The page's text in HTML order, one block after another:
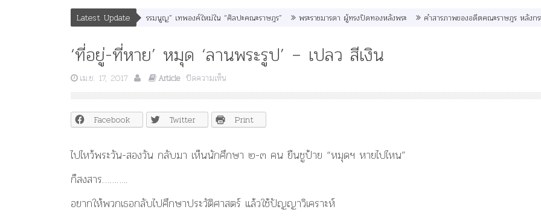
Latest Update
สนา” “อรุณเทพบุตร” และ “เทพีรัฐธรรมนูญ” เทพองค์ใหม่ใน “ศิลปะคณะราษฎร” พระราชมารดา ผู้ทรงปิดทองหลังพระ คำสารภาพของอดีตคณะราษฎร หลังกระทำมิบังค
‘ที่อยู่-ที่หาย’ หมุด ‘ลานพระรูป’ – เปลว สีเงิน
เม.ย. 17, 2017 Article ปิดความเห็น
‘ที่
อยู่-
ที่
หาย’
‘ลาน
พระรูป’
สี
เงิน
Facebook Twitter Print
ไปไหว้พระวัน-สองวัน กลับมา เห็นนักศึกษา ๒-๓ คน ยืนชูป้าย “หมุดฯ หายไปไหน”
ก็สงสาร………..
อยากให้พวกเธอกลับไปศึกษาประวัติศาสตร์ แล้วใช้ปัญญาวิเคราะห์